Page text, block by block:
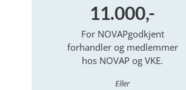
11.000,-
For NOVAPgodkjent
forhandler og medlemmer
hos NOVAP og VKE.
Eller